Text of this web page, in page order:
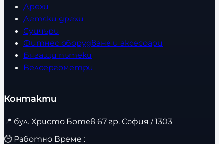
Дрехи
Детски дрехи
Суичъри
Фитнес оборудване и аксесоари
Бягащи пътеки
Велоергометри
Контакти
📍 бул. Христо Ботев 67 гр. София / 1303
🕒 Работно Време :